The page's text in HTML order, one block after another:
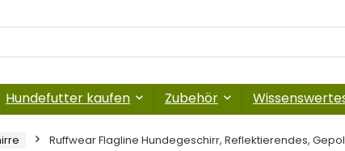
Hundefutter kaufen Zubehör
Ruffwear Flagline Hundegeschirr, Reflektierendes,